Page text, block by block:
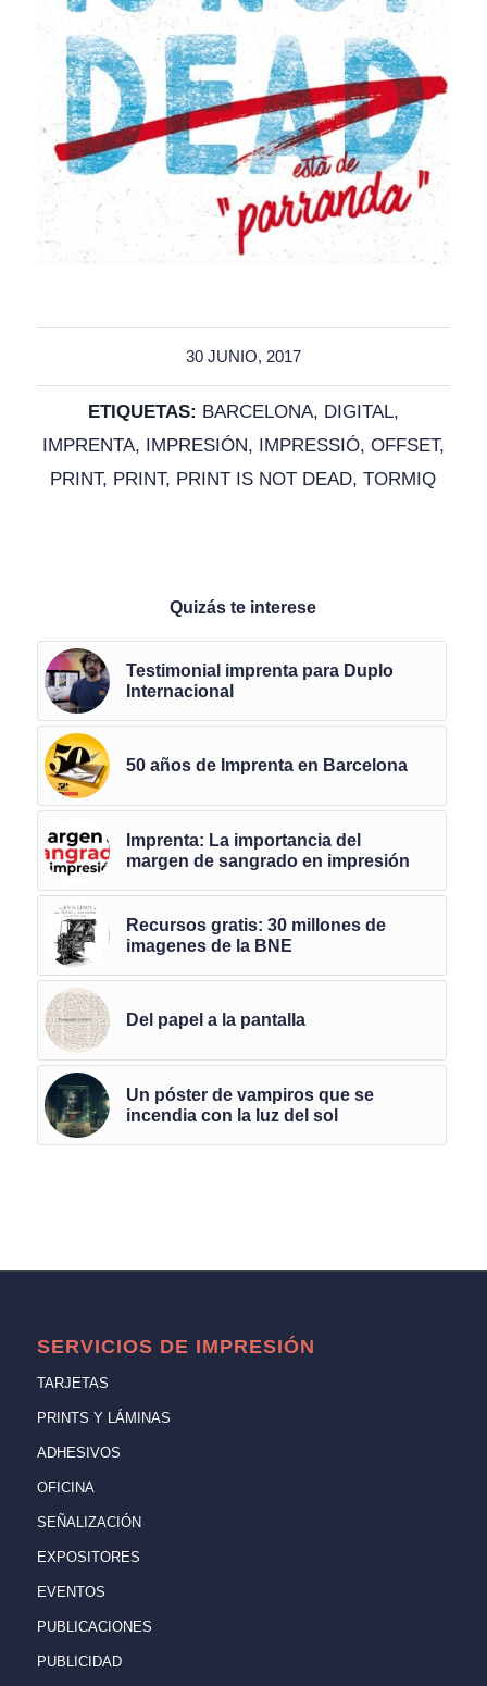
30 JUNIO, 2017
ETIQUETAS: BARCELONA, DIGITAL,
IMPRENTA, IMPRESIÓN, IMPRESSIÓ, OFFSET,
PRINT, PRINT, PRINT IS NOT DEAD,TORMIQ
Quizás te interese
Testimonial imprenta para Duplo
Internacional
50 años de Imprenta en Barcelona
Imprenta: La importancia del
margen de sangrado en impresión
Recursos gratis: 30 millones de
imagenes de la BNE
Del papel a la pantalla
Un póster de vampiros que se
incendia con la luz del sol
SERVICIOS DE IMPRESIÓN
TARJETAS
PRINTS Y LÁMINAS
ADHESIVOS
OFICINA
SEÑALIZACIÓN
EXPOSITORES
EVENTOS
PUBLICACIONES
PUBLICIDAD